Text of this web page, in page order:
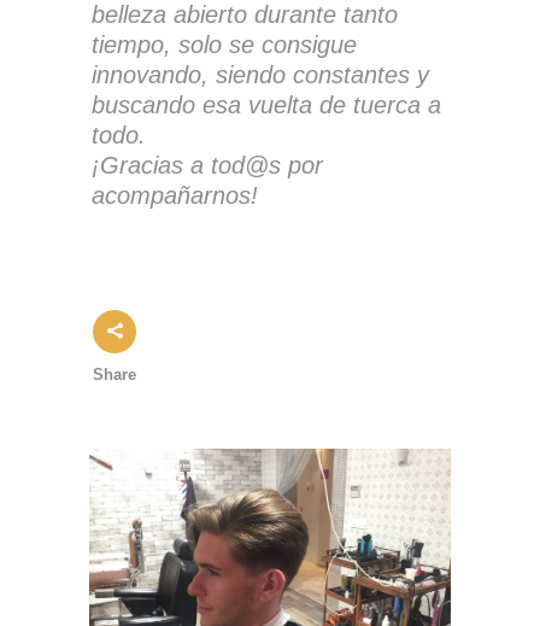
belleza abierto durante tanto
tiempo, solo se consigue
innovando, siendo constantes y
buscando esa vuelta de tuerca a
todo.
¡Gracias a tod@s por
acompañarnos!
Share